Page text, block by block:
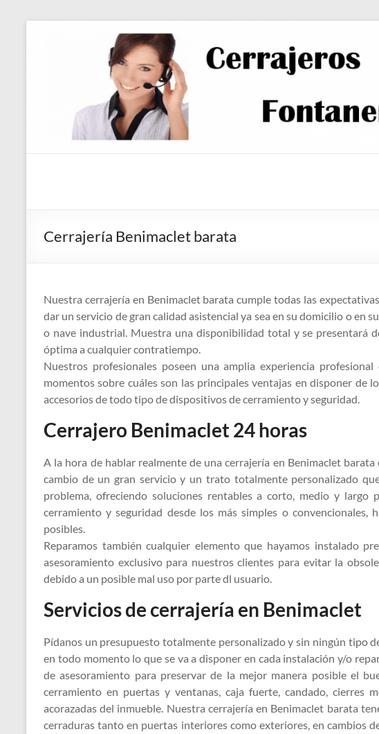
Cerrajería Benimaclet barata
Nuestra cerrajería en Benimaclet barata cumple todas las
dar un servicio de gran calidad asistencial ya sea en su domicilio o en
o nave industrial. Muestra una disponibilidad total y se presentará
óptima a cualquier contratiempo.
Nuestros profesionales poseen una amplia experiencia
momentos sobre cuáles son las principales ventajas en disponer de
accesorios de todo tipo de dispositivos de cerramiento y seguridad.
Cerrajero Benimaclet 24 horas
A la hora de hablar realmente de una cerrajería en Benimaclet
cambio de un gran servicio y un trato totalmente personalizado
problema, ofreciendo soluciones rentables a corto, medio y
cerramiento y seguridad desde los más simples o convencionales,
posibles.
Reparamos también cualquier elemento que hayamos instalado
asesoramiento exclusivo para nuestros clientes para evitar la
debido a un posible mal uso por parte dl usuario.
Servicios de cerrajería en Benimaclet
Pídanos un presupuesto totalmente personalizado y sin ningún tipo
en todo momento lo que se va a disponer en cada instalación y/o
de asesoramiento para preservar de la mejor manera posible el
cerramiento en puertas y ventanas, caja fuerte, candado, cierres
acorazadas del inmueble. Nuestra cerrajería en Benimaclet barata
cerraduras tanto en puertas interiores como exteriores, en cambios